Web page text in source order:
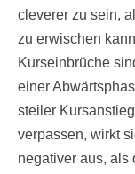
cleverer zu sein,
zu erwischen
Kurseinbrüche
einer
steiler
verpassen, wirkt
negativer aus, als